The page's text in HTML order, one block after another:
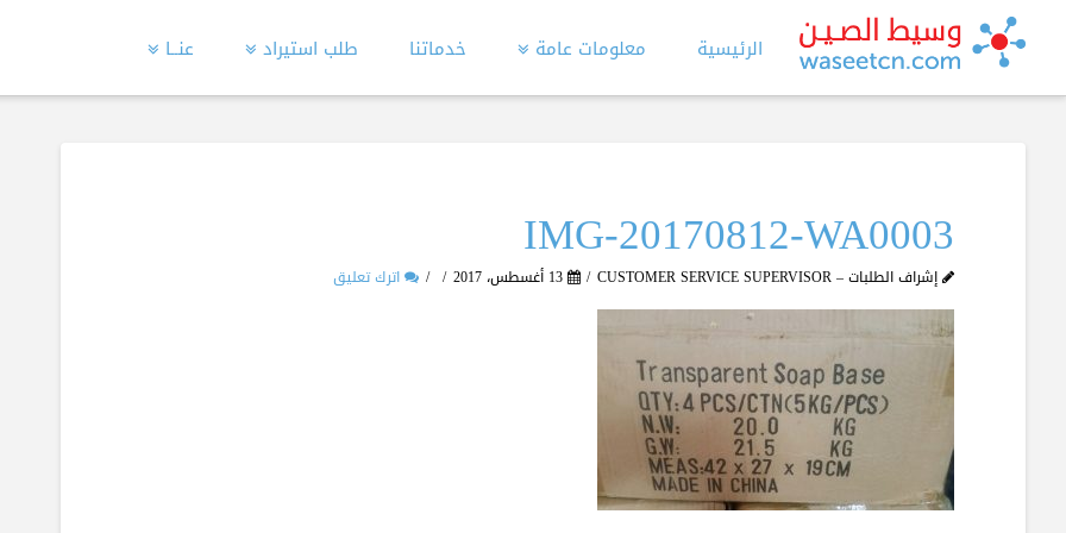
الرئيسية معلومات عامة خدماتنا طلب استيراد عنــا
IMG-20170812-WA0003
إشراف الطلبات – CUSTOMER SERVICE SUPERVISOR 13 أغسطس، 2017 اترك تعليق